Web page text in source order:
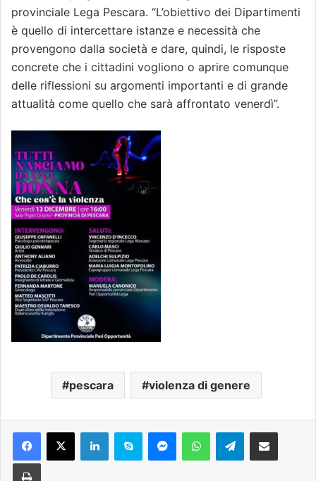
provinciale Lega Pescara. “L’obiettivo dei Dipartimenti
è quello di intercettare istanze e necessità che
provengono dalla società e dare, quindi, le risposte
concrete che i cittadini vogliono o aprire comunque
delle riflessioni su argomenti importanti e di grande
attualità come quello che sarà affrontato venerdì”.
pescara violenza di genere
Telegram